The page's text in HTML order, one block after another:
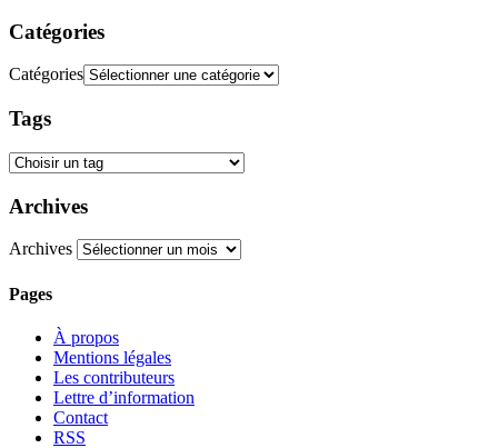
Catégories
Catégories
Tags
Archives
Archives
Pages
À propos
Mentions légales
Les contributeurs
Lettre d’information
Contact
RSS